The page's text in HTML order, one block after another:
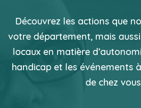
Découvrez les actions que
votre département, mais
locaux en matière
handicap et les événements
de chez